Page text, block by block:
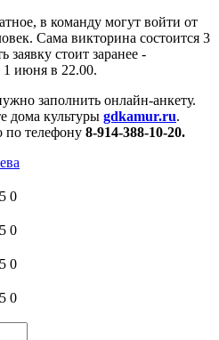
в команду могут войти от
Сама викторина состоится 3
заявку стоит заранее -
1 июня в 22.00.
заполнить онлайн-анкету.
дома культуры gdkamur.ru.
по телефону 8-914-388-10-20.
5 0
5 0
5 0
5 0